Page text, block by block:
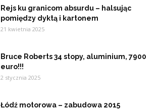
Rejs ku granicom absurdu – halsując
pomiędzy dyktą i kartonem
21 kwietnia 2025
Bruce Roberts 34 stopy, aluminium, 7900
euro!!!
2 stycznia 2025
Łódź motorowa – zabudowa 2015